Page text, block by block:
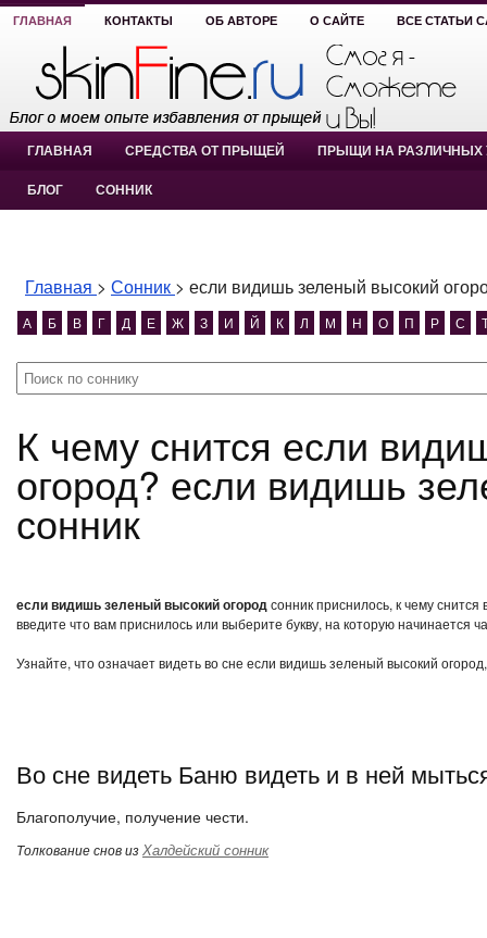
ГЛАВНАЯ КОНТАКТЫ ОБ АВТОРЕ О САЙТЕ ВСЕ СТАТЬИ
ГЛАВНАЯ СРЕДСТВА ОТ ПРЫЩЕЙ ПРЫЩИ НА РАЗЛИЧНЫХ
БЛОГ СОННИК
Главная > Сонник > если видишь зеленый высокий
А Б В Г Д Е Ж З И Й К Л М Н О П Р С
К чему снится если видишь зеленый высокий
огород? если видишь
сонник
если видишь зеленый высокий огородсонник приснилось, к чему
введите что вам приснилось или выберите букву, на которую начинается
Узнайте, что означает видеть во сне если видишь зеленый высокий
Во сне видеть Баню видеть и в ней
Благополучие, получение чести.
Толкование снов изХалдейский сонник